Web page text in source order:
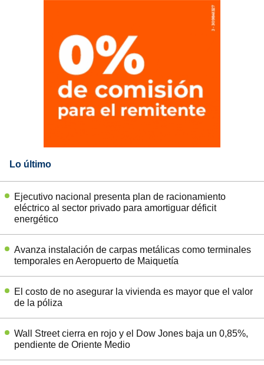
Lo último
Ejecutivo nacional presenta plan de racionamiento
eléctrico al sector privado para amortiguar déficit
energético
Avanza instalación de carpas metálicas como terminales
temporales en Aeropuerto de Maiquetía
El costo de no asegurar la vivienda es mayor que el valor
de la póliza
Wall Street cierra en rojo y el Dow Jones baja un 0,85%,
pendiente de Oriente Medio